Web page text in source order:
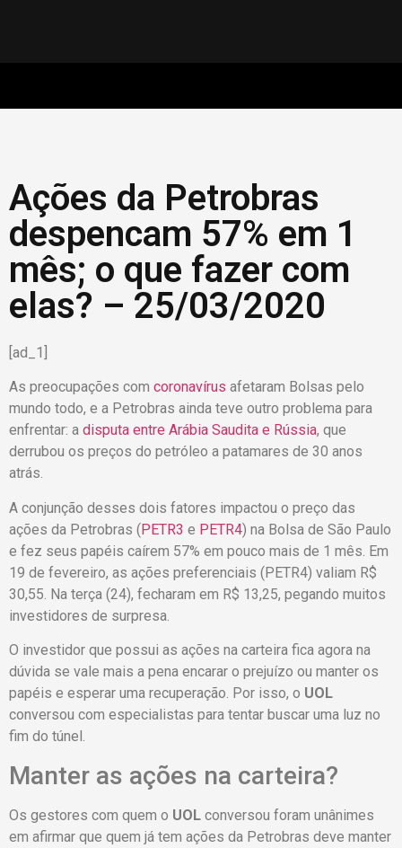
Ações da Petrobras
despencam 57% em 1
mês; o que fazer com
elas? – 25/03/2020
[ad_1]
As preocupações com coronavírus afetaram Bolsas pelo
mundo todo, e a Petrobras ainda teve outro problema para
enfrentar: a disputa entre Arábia Saudita e Rússia, que
derrubou os preços do petróleo a patamares de 30 anos
atrás.
A conjunção desses dois fatores impactou o preço das
ações da Petrobras (PETR3 e PETR4) na Bolsa de São Paulo
e fez seus papéis caírem 57% em pouco mais de 1 mês. Em
19 de fevereiro, as ações preferenciais (PETR4) valiam R$
30,55. Na terça (24), fecharam em R$ 13,25, pegando muitos
investidores de surpresa.
O investidor que possui as ações na carteira fica agora na
dúvida se vale mais a pena encarar o prejuízo ou manter os
papéis e esperar uma recuperação. Por isso, o UOL
conversou com especialistas para tentar buscar uma luz no
fim do túnel.
Manter as ações na carteira?
Os gestores com quem o UOL conversou foram unânimes
em afirmar que quem já tem ações da Petrobras deve manter